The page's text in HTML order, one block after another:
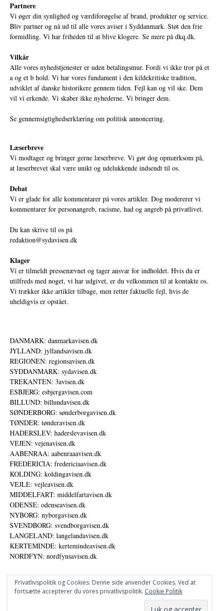
Partnere
Vi øger din synlighed og værdiforøgelse af brand, produkter og service.
Bliv partner og nå ud til alle vores aviser i Syddanmark. Støt den frie
formidling. Vi har friheden til at blive klogere. Se mere på dkq.dk.
Vilkår
Alle vores nyhedstjenester er uden betalingsmur. Fordi vi ikke tror på et
a og et b hold. Vi har vores fundament i den kildekritiske tradition,
udviklet af danske historikere gennem tiden. Fejl kan og vil ske. Dem
vil vi erkende. Vi skaber ikke nyhederne. Vi bringer dem.
Se gennemsigtighedserklæring om politisk annoncering.
Læserbreve
Vi modtager og bringer gerne læserbreve. Vi gør dog opmærksom på,
at læserbrevet skal være unikt og udelukkende indsendt til os.
Debat
Vi er glade for alle kommentarer på vores artikler. Dog modererer vi
kommentarer for personangreb, racisme, had og angreb på privatlivet.
Du kan skrive til os på
redaktion@sydavisen.dk
Klager
Vi er tilmeldt pressenævnet og tager ansvar for indholdet. Hvis du er
utilfreds med noget, vi har udgivet, er du velkommen til at kontakte os.
Vi trækker ikke artikler tilbage, men retter faktuelle fejl, hvis de
uheldigvis er opstået.
DANMARK: danmarkavisen.dk
JYLLAND: jyllandsavisen.dk
REGIONEN: regionsavisen.dk
SYDDANMARK: sydavisen.dk
TREKANTEN: 3avisen.dk
ESBJERG: esbjergavisen.com
BILLUND: billundavisen.dk
SØNDERBORG: sønderborgavisen.dk
TØNDER: tønderavisen.dk
HADERSLEV: haderslevavisen.dk
VEJEN: vejenavisen.dk
AABENRAA: aabenraaavisen.dk
FREDERICIA: fredericiaavisen.dk
KOLDING: koldingavisen.dk
VEJLE: vejleavisen.dk
MIDDELFART: middelfartavisen.dk
ODENSE: odenseavisen.dk
NYBORG: nyborgavisen.dk
SVENDBORG: svendborgavisen.dk
LANGELAND: langelandavisen.dk
KERTEMINDE: kertemindeavisen.dk
NORDFYN: nordfynsavisen.dk
Privatlivspolitik og Cookies: Denne side anvender Cookies. Ved at
fortsætte accepterer du vores privatlivspolitik. Cookie Politik